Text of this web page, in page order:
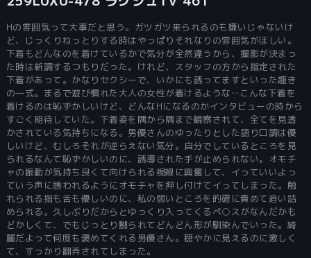
Hの雰囲気って大事だと思う。ガツガツ来られるのも嫌いじゃないけ
ど、じっくりねっとりする時はやっぱりそれなりの雰囲気がほしい。
下着もどんなのを着けているかで気分が全然違うから、撮影が決まっ
た時は新調するつもりだった。けれど、スタッフの方から指定された
下着があって。かなりセクシーで、いかにも誘ってますといった趣き
の一式。まるで遊び慣れた大人の女性が着けるような…こんな下着を
着けるのは恥ずかしいけど、どんなHになるのかインタビューの時から
すごく期待していた。下着姿を隅から隅まで観察されて、全てを見透
かされている気持ちになる。男優さんのゆったりとした語り口調は優
しいけど、むしろそれが逆らえない気分。自分でしているところを見
られるなんて恥ずかしいのに、誘導された手が止められない。オモチ
ャの振動が気持ち良くて向けられる視線に興奮して、イっていいよっ
ていう声に誘われるようにオモチャを押し付けてイってしまった。触
れられる指も舌も優しいのに、私の弱いところを的確に責めて追い詰
められる。久しぶりだからとゆっくり入ってくるペ○スがなんだかも
どかしくて、でもじっとり嬲られてどんどん形が馴染んでいった。綺
麗だよって何度も褒めてくれる男優さん。穏やかに見えるのに激しく
て、すっかり翻弄されてしまった。